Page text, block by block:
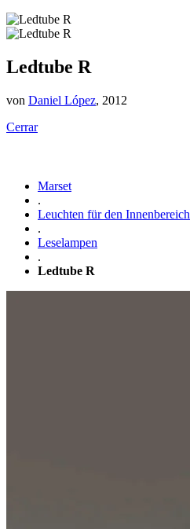
Ledtube R
von Daniel López, 2012
Cerrar
Marset
.
Leuchten für den Innenbereich
.
Leselampen
.
Ledtube R